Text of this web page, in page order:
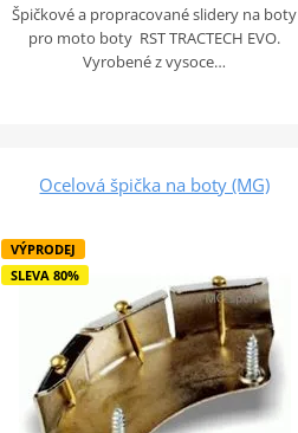
Špičkové a propracované slidery na boty
pro moto boty RST TRACTECH EVO.
Vyrobené z vysoce…
Ocelová špička na boty (MG)
VÝPRODEJ
SLEVA 80%